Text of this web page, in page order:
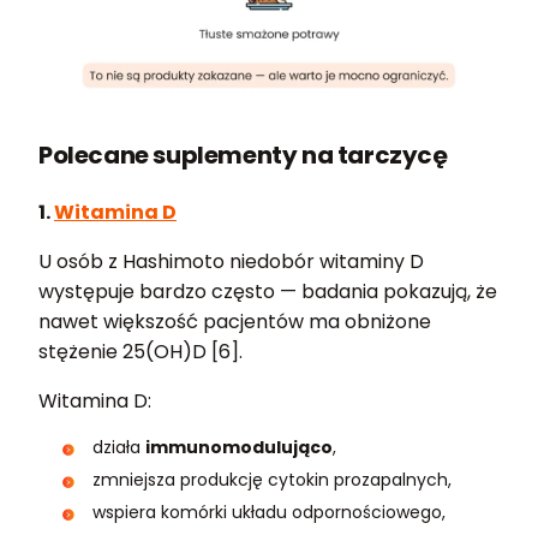
Polecane suplementy na tarczycę
1.Witamina D
U osób z Hashimoto niedobór witaminy D
występuje bardzo często — badania pokazują, że
nawet większość pacjentów ma obniżone
stężenie 25(OH)D [6].
Witamina D:
działa immunomodulująco,
zmniejsza produkcję cytokin prozapalnych,
wspiera komórki układu odpornościowego,